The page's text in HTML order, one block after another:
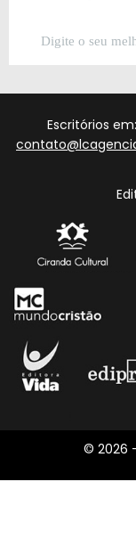
Escritórios
© 2026